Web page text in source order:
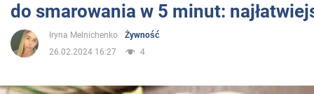
Rozrywka
do smarowania w 5 minut:
Iryna Melnichenko
Żywność
26.02.2024 16:27
4